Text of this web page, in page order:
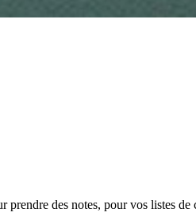
des notes, pour vos listes de